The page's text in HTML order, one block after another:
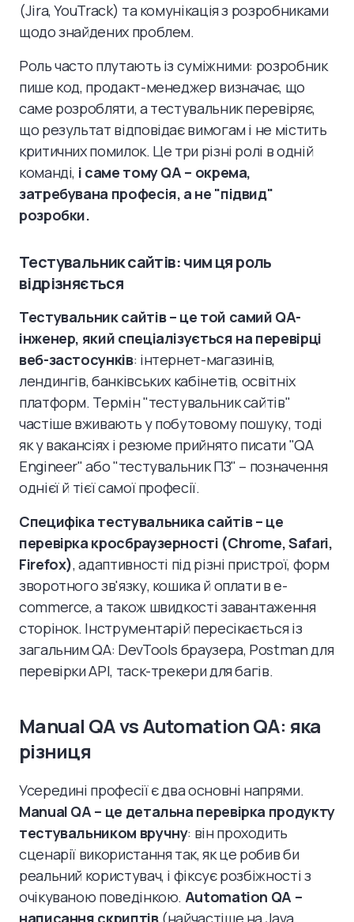
(Jira, YouTrack) та комунікація з розробниками
щодо знайдених проблем.
Роль часто плутають із суміжними: розробник
пише код, продакт-менеджер визначає, що
саме розробляти, а тестувальник перевіряє,
що результат відповідає вимогам і не містить
критичних помилок. Це три різні ролі в одній
команді, і саме тому QA – окрема,
затребувана професія, а не "підвид"
розробки.
Тестувальник сайтів: чим ця роль
відрізняється
Тестувальник сайтів – це той самий QA-
інженер, який спеціалізується на перевірці
веб-застосунків: інтернет-магазинів,
лендингів, банківських кабінетів, освітніх
платформ. Термін "тестувальник сайтів"
частіше вживають у побутовому пошуку, тоді
як у вакансіях і резюме прийнято писати "QA
Engineer" або "тестувальник ПЗ" – позначення
однієї й тієї самої професії.
Специфіка тестувальника сайтів – це
перевірка кросбраузерності (Chrome, Safari,
Firefox), адаптивності під різні пристрої, форм
зворотного зв'язку, кошика й оплати в e-
commerce, а також швидкості завантаження
сторінок. Інструментарій пересікається із
загальним QA: DevTools браузера, Postman для
перевірки API, таск-трекери для багів.
Manual QA vs Automation QA: яка
різниця
Усередині професії є два основні напрями.
Manual QA – це детальна перевірка продукту
тестувальником вручну: він проходить
сценарії використання так, як це робив би
реальний користувач, і фіксує розбіжності з
очікуваною поведінкою. Automation QA –
написання скриптів (найчастіше на Java,